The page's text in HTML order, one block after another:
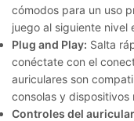
cómodos para un uso
juego al siguiente nivel
Plug and Play: Salta
conéctate con el
auriculares son
consolas y dispositivos
Controles del